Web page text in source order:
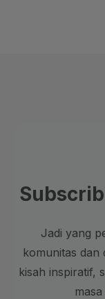
Jadi yang
komunitas
kisah inspiratif,